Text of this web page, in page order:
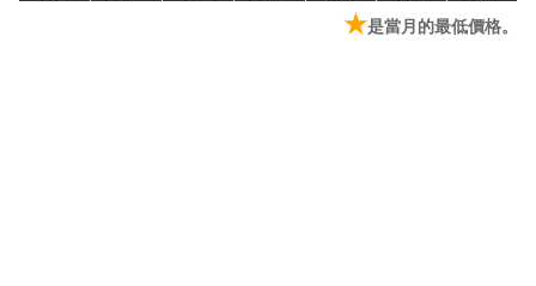
★是當月的最低價格。